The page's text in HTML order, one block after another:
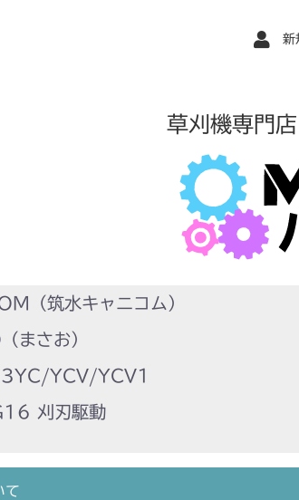
新
草刈機専門
（筑水キャニコム）
まさお）
YCV/YCV1
刈刃駆動
て